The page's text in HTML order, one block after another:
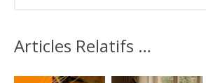
Articles Relatifs …